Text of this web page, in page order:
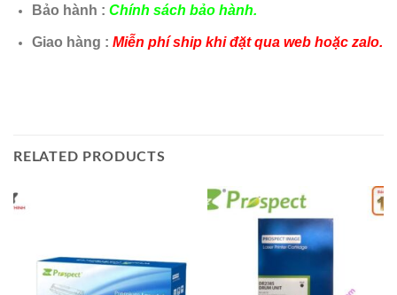
Bảo hành : Chính sách bảo hành.
Giao hàng : Miễn phí ship khi đặt qua web hoặc zalo.
RELATED PRODUCTS